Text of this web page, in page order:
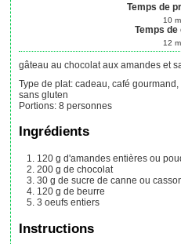
Temps de
10
Temps
12
gâteau au chocolat aux amandes et
Type de plat: cadeau, café gourmand,
sans gluten
Portions:8 personnes
Ingrédients
120 g d'amandes entières ou
200 g de chocolat
30 g de sucre de canne ou
120 g de beurre
3 oeufs entiers
Instructions